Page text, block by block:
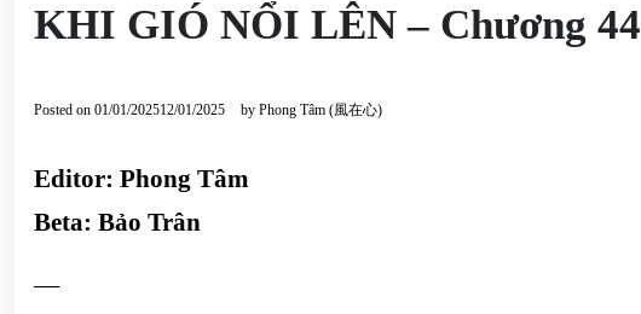
KHI GIÓ NỔI LÊN – Chương 44
Posted on 01/01/202512/01/2025 by Phong Tâm (風在心)
Editor: Phong Tâm
Beta: Bảo Trân
—